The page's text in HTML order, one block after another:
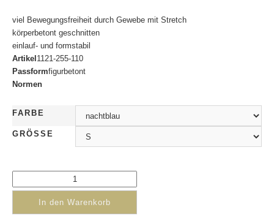
viel Bewegungsfreiheit durch Gewebe mit Stretch
körperbetont geschnitten
einlauf- und formstabil
Artikel 1121-255-110
Passformfigurbetont
Normen
FARBE
GRÖSSE
In den Warenkorb